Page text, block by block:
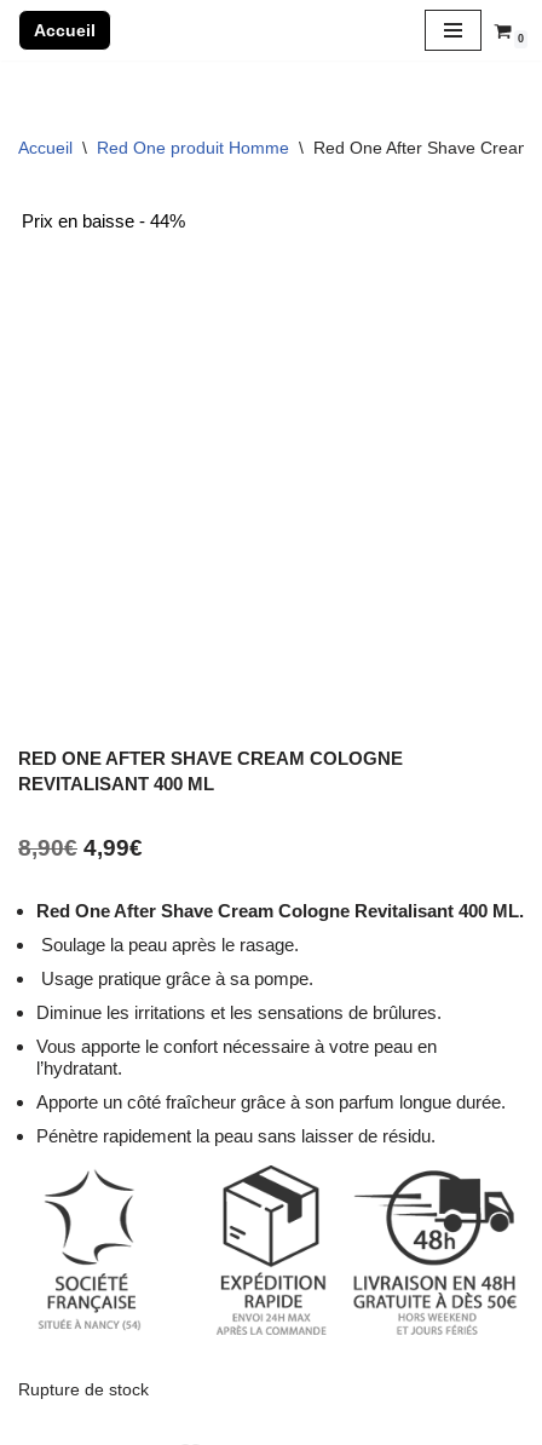
Accueil 0
Accueil \ Red One produit Homme \ Red One After Shave Cream
Prix en baisse - 44%
RED ONE AFTER SHAVE CREAM COLOGNE
REVITALISANT 400 ML
8,90€ 4,99€
Red One After Shave Cream Cologne Revitalisant 400 ML.
Soulage la peau après le rasage.
Usage pratique grâce à sa pompe.
Diminue les irritations et les sensations de brûlures.
Vous apporte le confort nécessaire à votre peau en
l’hydratant.
Apporte un côté fraîcheur grâce à son parfum longue durée.
Pénètre rapidement la peau sans laisser de résidu.
Rupture de stock